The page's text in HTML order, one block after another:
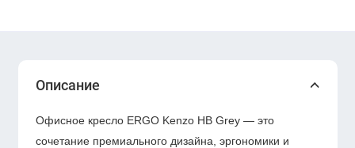
Описание
Офисное кресло ERGO Kenzo HB Grey — это
сочетание премиального дизайна, эргономики и